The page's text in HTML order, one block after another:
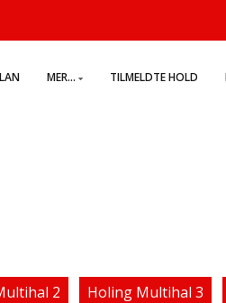
MER... TILMELDTE HOLD
2 Holing Multihal 3